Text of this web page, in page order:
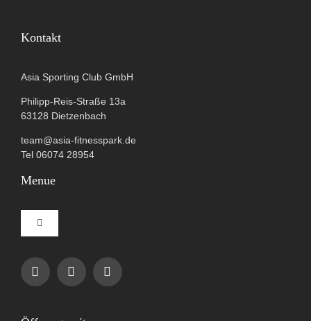
Kontakt
Asia Sporting Club GmbH
Philipp-Reis-Straße 13a
63128 Dietzenbach
team@asia-fitnesspark.de
Tel 06074 28954
Menue
Toggle
Navigation
Impressum